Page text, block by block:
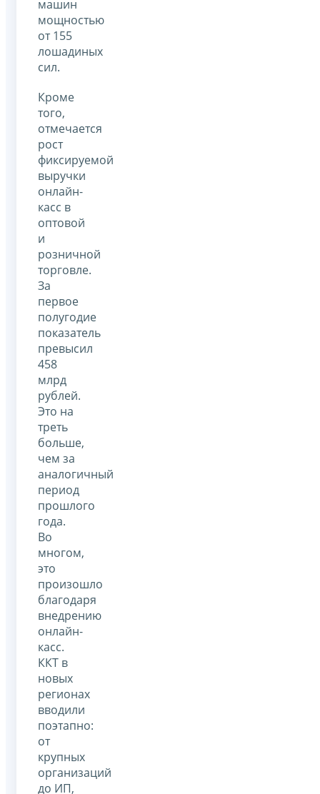
машин
мощностью
от 155
лошадиных
сил.
Кроме
того,
отмечается
рост
фиксируемой
выручки
онлайн-
касс в
оптовой
и
розничной
торговле.
За
первое
полугодие
показатель
превысил
458
млрд
рублей.
Это на
треть
больше,
чем за
аналогичный
период
прошлого
года.
Во
многом,
это
произошло
благодаря
внедрению
онлайн-
касс.
ККТ в
новых
регионах
вводили
поэтапно:
от
крупных
организаций
до ИП,